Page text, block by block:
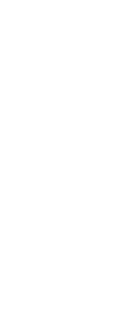
バイルアプリケーションは、
Update Frequency in
び出しがセッションの非アクテ
セッションの有効期限が切れ
状態）、バックグラウンドの
ションがアクティブな状態を
バイルアプリケーションを最
じる（強制終了する）よう、